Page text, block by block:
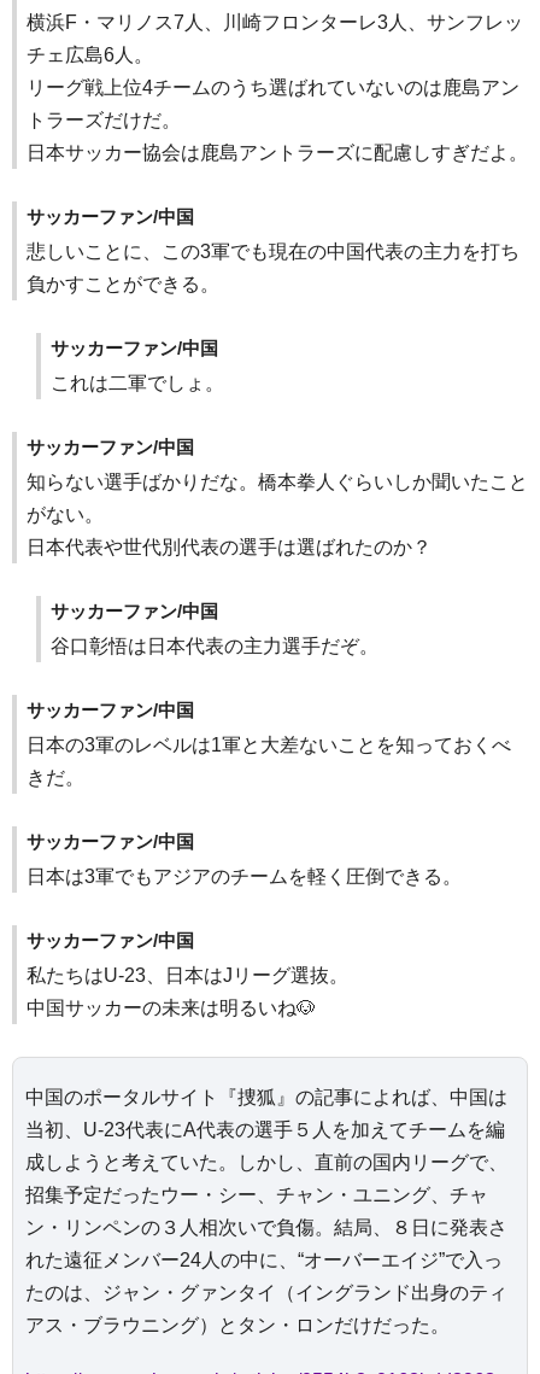
横浜F・マリノス7人、川崎フロンターレ3人、サンフレッ
チェ広島6人。
リーグ戦上位4チームのうち選ばれていないのは鹿島アン
トラーズだけだ。
日本サッカー協会は鹿島アントラーズに配慮しすぎだよ。
サッカーファン/中国
悲しいことに、この3軍でも現在の中国代表の主力を打ち
負かすことができる。
サッカーファン/中国
これは二軍でしょ。
サッカーファン/中国
知らない選手ばかりだな。橋本拳人ぐらいしか聞いたこと
がない。
日本代表や世代別代表の選手は選ばれたのか？
サッカーファン/中国
谷口彰悟は日本代表の主力選手だぞ。
サッカーファン/中国
日本の3軍のレベルは1軍と大差ないことを知っておくべ
きだ。
サッカーファン/中国
日本は3軍でもアジアのチームを軽く圧倒できる。
サッカーファン/中国
私たちはU-23、日本はJリーグ選抜。
中国サッカーの未来は明るいね🐶
中国のポータルサイト『捜狐』の記事によれば、中国は
当初、U-23代表にA代表の選手５人を加えてチームを編
成しようと考えていた。しかし、直前の国内リーグで、
招集予定だったウー・シー、チャン・ユニング、チャ
ン・リンペンの３人相次いで負傷。結局、８日に発表さ
れた遠征メンバー24人の中に、“オーバーエイジ”で入っ
たのは、ジャン・グァンタイ（イングランド出身のティ
アス・ブラウニング）とタン・ロンだけだった。